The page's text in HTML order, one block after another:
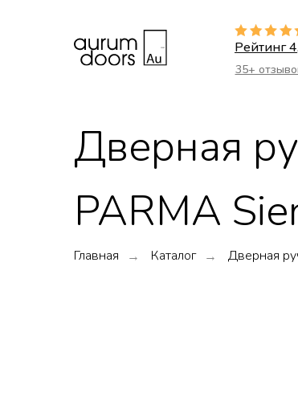
Рейтинг
35+
Дверная
PARMA
Главная → Каталог → Дверная